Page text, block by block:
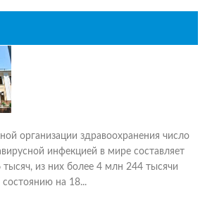
организации здравоохранения число
инфекцией в мире составляет
из них более 4 млн 244 тысячи
на 18...